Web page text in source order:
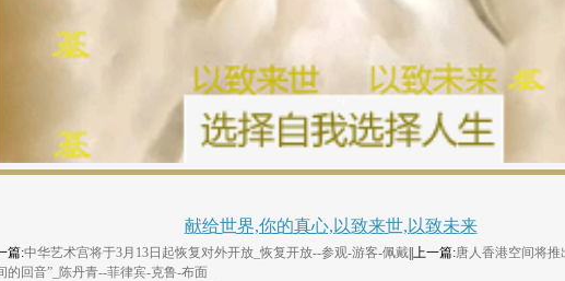
献给世界,你的真心,以致来世,以致未来
篇:中华艺术宫将于3月13日起恢复对外开放_恢复开放--参观-游客-佩戴 ||上一篇:唐人香港空间将推
的回音”_陈丹青--菲律宾-克鲁-布面